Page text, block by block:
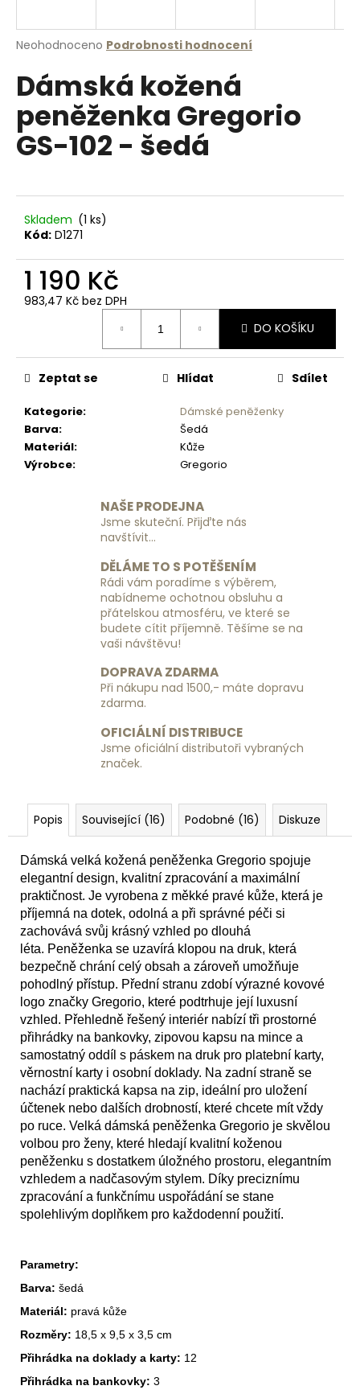
Průměrné
produktu
je
5
hvězdiček.
Neohodnoceno Podrobnosti hodnocení
Dámská kožená
peněženka Gregorio
GS-102 - šedá
Skladem (1 ks)
Kód: D1271
1 190 Kč
983,47 Kč bez DPH
DO KOŠÍKU
Kategorie:
Dámské peněženky
Barva:
Šedá
Materiál:
Kůže
Výrobce: Gregorio
Zeptat se Hlídat Sdílet
NAŠE PRODEJNA
Jsme skuteční. Přijďte nás
navštívit...
DĚLÁME TO S POTĚŠENÍM
Rádi vám poradíme s výběrem,
nabídneme ochotnou obsluhu a
přátelskou atmosféru, ve které se
budete cítit příjemně. Těšíme se na
vaši návštěvu!
DOPRAVA ZDARMA
Při nákupu nad 1500,- máte dopravu
zdarma.
OFICIÁLNÍ DISTRIBUCE
Jsme oficiální distributoři vybraných
značek.
Popis Související (16) Podobné (16) Diskuze
Dámská velká kožená peněženka Gregorio spojuje
elegantní design, kvalitní zpracování a maximální
praktičnost. Je vyrobena z měkké pravé kůže, která je
příjemná na dotek, odolná a při správné péči si
zachovává svůj krásný vzhled po dlouhá
léta. Peněženka se uzavírá klopou na druk, která
bezpečně chrání celý obsah a zároveň umožňuje
pohodlný přístup. Přední stranu zdobí výrazné kovové
logo značky Gregorio, které podtrhuje její luxusní
vzhled. Přehledně řešený interiér nabízí tři prostorné
přihrádky na bankovky, zipovou kapsu na mince a
samostatný oddíl s páskem na druk pro platební karty,
věrnostní karty i osobní doklady. Na zadní straně se
nachází praktická kapsa na zip, ideální pro uložení
účtenek nebo dalších drobností, které chcete mít vždy
po ruce. Velká dámská peněženka Gregorio je skvělou
volbou pro ženy, které hledají kvalitní koženou
peněženku s dostatkem úložného prostoru, elegantním
vzhledem a nadčasovým stylem. Díky preciznímu
zpracování a funkčnímu uspořádání se stane
spolehlivým doplňkem pro každodenní použití.
Parametry:
Barva: šedá
Materiál: pravá kůže
Rozměry: 18,5 x 9,5 x 3,5 cm
Přihrádka na doklady a karty: 12
Přihrádka na bankovky: 3
j
t
?
D
o
p
o
č
u
e
m
e